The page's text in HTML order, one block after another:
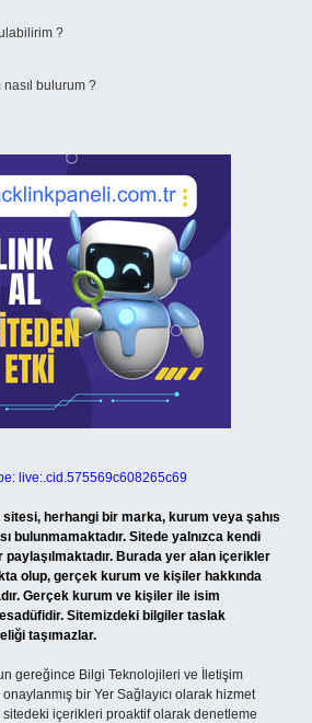
?
bulurum ?
live:.cid.575569c608265c69
sitesi, herhangi bir marka, kurum veya şahıs
bulunmamaktadır. Sitede yalnızca kendi
paylaşılmaktadır. Burada yer alan içerikler
olup, gerçek kurum ve kişiler hakkında
Gerçek kurum ve kişiler ile isim
Sitemizdeki bilgiler taslak
taşımazlar.
gereğince Bilgi Teknolojileri ve İletişim
bir Yer Sağlayıcı olarak hizmet
içerikleri proaktif olarak denetleme